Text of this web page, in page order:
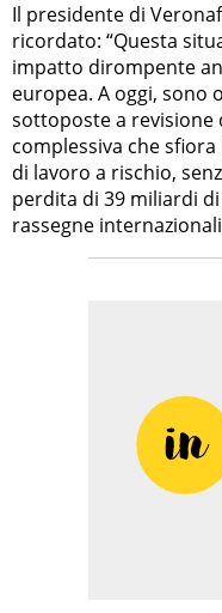
Il presidente di
ricordato: “Questa
impatto dirompente
europea. A oggi, sono
sottoposte a revisione
complessiva che
di lavoro a rischio,
perdita di 39 miliardi
rassegne